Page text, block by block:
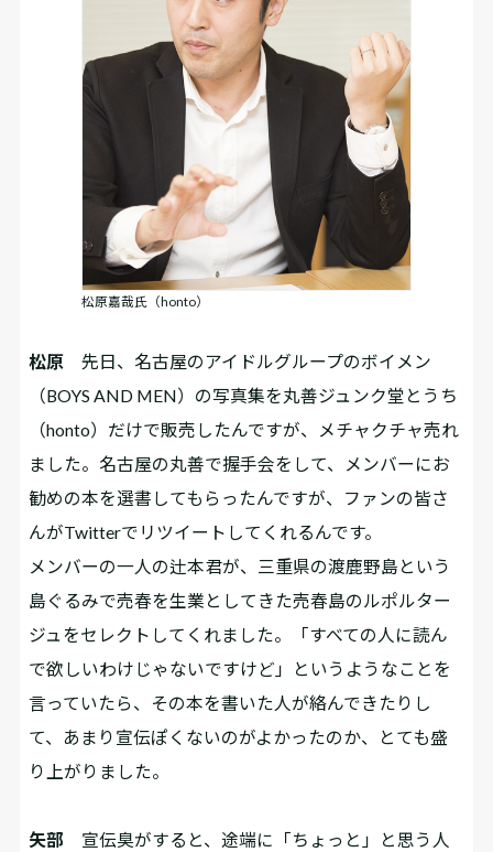
松原嘉哉氏（honto）
松原 先日、名古屋のアイドルグループのボイメン
（BOYS AND MEN）の写真集を丸善ジュンク堂とうち
（honto）だけで販売したんですが、メチャクチャ売れ
ました。名古屋の丸善で握手会をして、メンバーにお
勧めの本を選書してもらったんですが、ファンの皆さ
んがTwitterでリツイートしてくれるんです。
メンバーの一人の辻本君が、三重県の渡鹿野島という
島ぐるみで売春を生業としてきた売春島のルポルター
ジュをセレクトしてくれました。「すべての人に読ん
で欲しいわけじゃないですけど」というようなことを
言っていたら、その本を書いた人が絡んできたりし
て、あまり宣伝ぽくないのがよかったのか、とても盛
り上がりました。
矢部 宣伝臭がすると、途端に「ちょっと」と思う人